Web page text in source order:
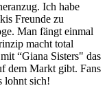
Ich habe
Freunde zu
Man fängt einmal
macht total
“Giana Sisters" das
dem Markt gibt. Fans
lohnt sich!